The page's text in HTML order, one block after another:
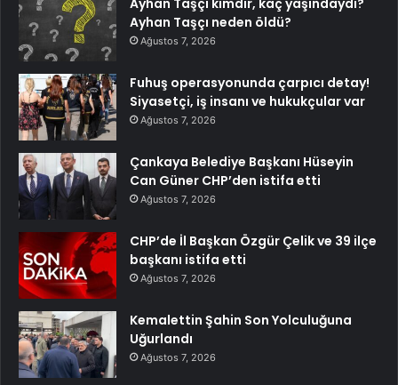
Ayhan Taşçı kimdir, kaç yaşındaydı?
Ayhan Taşçı neden öldü?
Ağustos 7, 2026
Fuhuş operasyonunda çarpıcı detay!
Siyasetçi, iş insanı ve hukukçular var
Ağustos 7, 2026
Çankaya Belediye Başkanı Hüseyin
Can Güner CHP’den istifa etti
Ağustos 7, 2026
CHP’de İl Başkan Özgür Çelik ve 39 ilçe
başkanı istifa etti
Ağustos 7, 2026
Kemalettin Şahin Son Yolculuğuna
Uğurlandı
Ağustos 7, 2026